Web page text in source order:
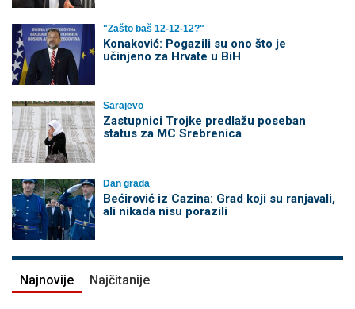
"Zašto baš 12-12-12?"
Konaković: Pogazili su ono što je
učinjeno za Hrvate u BiH
Sarajevo
Zastupnici Trojke predlažu poseban
status za MC Srebrenica
Dan grada
Bećirović iz Cazina: Grad koji su ranjavali,
ali nikada nisu porazili
Najnovije Najčitanije